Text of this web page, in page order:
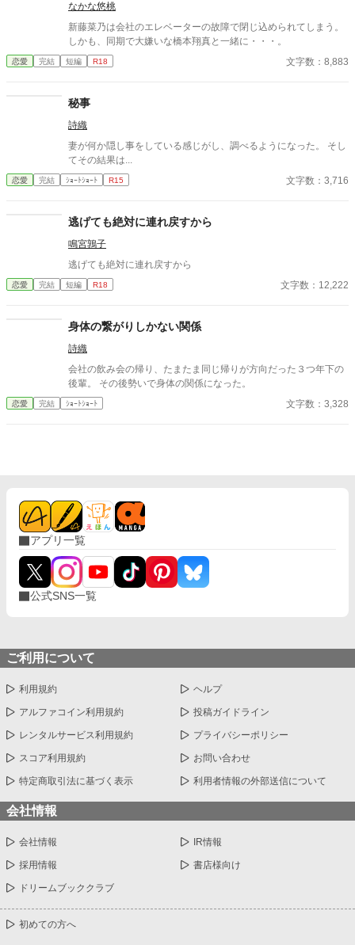
なかな悠桃
新藤菜乃は会社のエレベーターの故障で閉じ込められてしまう。
しかも、同期で大嫌いな橋本翔真と一緒に・・・。
恋愛 完結 短編 R18 文字数：8,883
秘事
詩織
妻が何か隠し事をしている感じがし、調べるようになった。 そし
てその結果は...
恋愛 完結 ｼｮｰﾄｼｮｰﾄ R15 文字数：3,716
逃げても絶対に連れ戻すから
鳴宮鶉子
逃げても絶対に連れ戻すから
恋愛 完結 短編 R18 文字数：12,222
身体の繋がりしかない関係
詩織
会社の飲み会の帰り、たまたま同じ帰りが方向だった３つ年下の
後輩。 その後勢いで身体の関係になった。
恋愛 完結 ｼｮｰﾄｼｮｰﾄ 文字数：3,328
アプリ一覧
公式SNS一覧
ご利用について
利用規約 ヘルプ
アルファコイン利用規約 投稿ガイドライン
レンタルサービス利用規約 プライバシーポリシー
スコア利用規約 お問い合わせ
特定商取引法に基づく表示 利用者情報の外部送信について
会社情報
会社情報 IR情報
採用情報 書店様向け
ドリームブッククラブ
初めての方へ